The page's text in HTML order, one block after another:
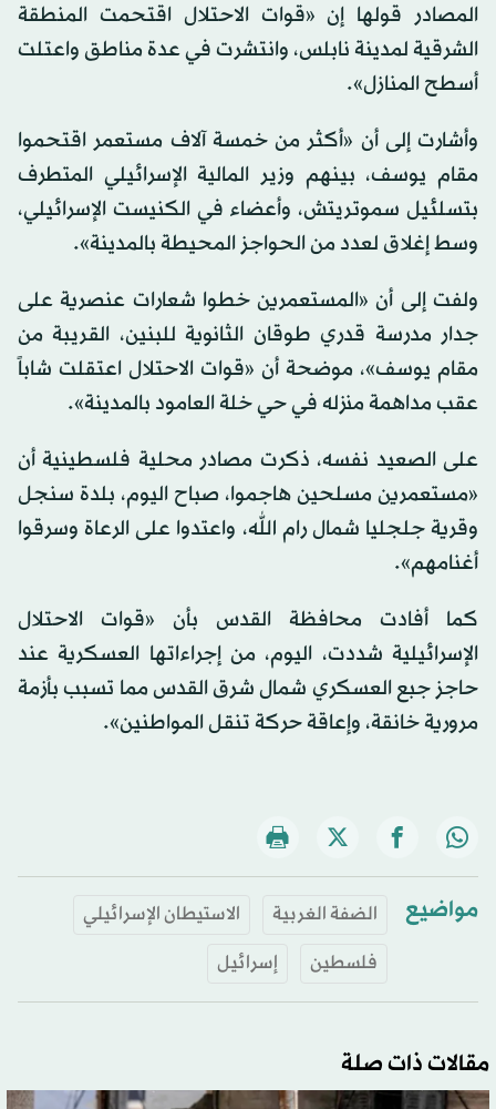
المصادر قولها إن «قوات الاحتلال اقتحمت المنطقة
الشرقية لمدينة نابلس، وانتشرت في عدة مناطق واعتلت
أسطح المنازل».
وأشارت إلى أن «أكثر من خمسة آلاف مستعمر اقتحموا
مقام يوسف، بينهم وزير المالية الإسرائيلي المتطرف
بتسلئيل سموتريتش، وأعضاء في الكنيست الإسرائيلي،
وسط إغلاق لعدد من الحواجز المحيطة بالمدينة».
ولفت إلى أن «المستعمرين خطوا شعارات عنصرية على
جدار مدرسة قدري طوقان الثانوية للبنين، القريبة من
مقام يوسف»، موضحة أن «قوات الاحتلال اعتقلت شاباً
عقب مداهمة منزله في حي خلة العامود بالمدينة».
على الصعيد نفسه، ذكرت مصادر محلية فلسطينية أن
«مستعمرين مسلحين هاجموا، صباح اليوم، بلدة سنجل
وقرية جلجليا شمال رام الله، واعتدوا على الرعاة وسرقوا
أغنامهم».
كما أفادت محافظة القدس بأن «قوات الاحتلال
الإسرائيلية شددت، اليوم، من إجراءاتها العسكرية عند
حاجز جبع العسكري شمال شرق القدس مما تسبب بأزمة
مرورية خانقة، وإعاقة حركة تنقل المواطنين».
مواضيع الضفة الغربية
الاستيطان الإسرائيلي
فلسطين
إسرائيل
مقالات ذات صلة